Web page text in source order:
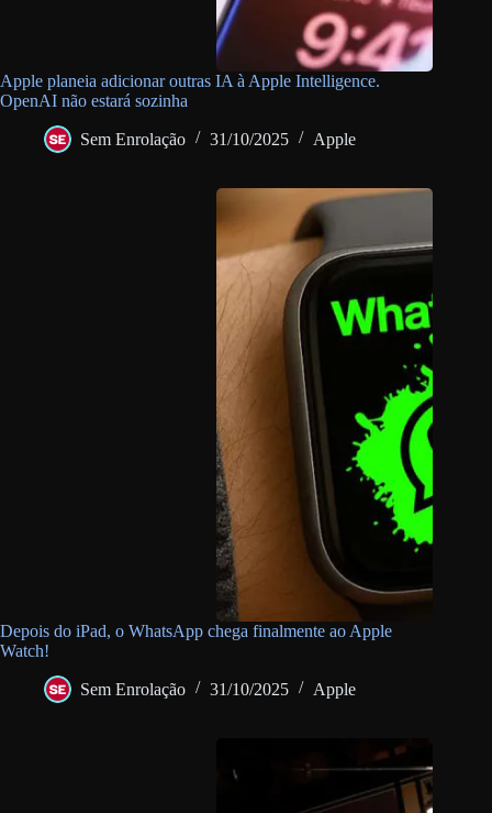
Apple planeia adicionar outras IA à Apple Intelligence.
OpenAI não estará sozinha
Sem Enrolação 31/10/2025 Apple
Depois do iPad, o WhatsApp chega finalmente ao Apple
Watch!
Sem Enrolação 31/10/2025 Apple